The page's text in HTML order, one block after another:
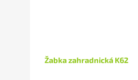
Žabka zahradnická K62